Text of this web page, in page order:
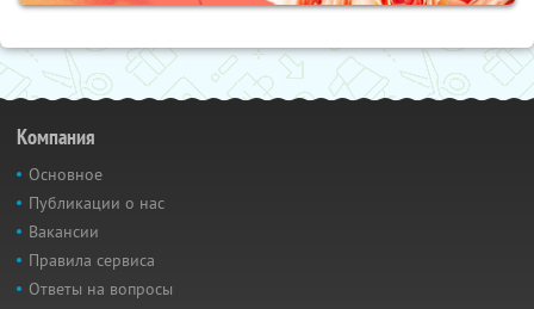
Компания
Основное
Публикации о нас
Вакансии
Правила сервиса
Ответы на вопросы